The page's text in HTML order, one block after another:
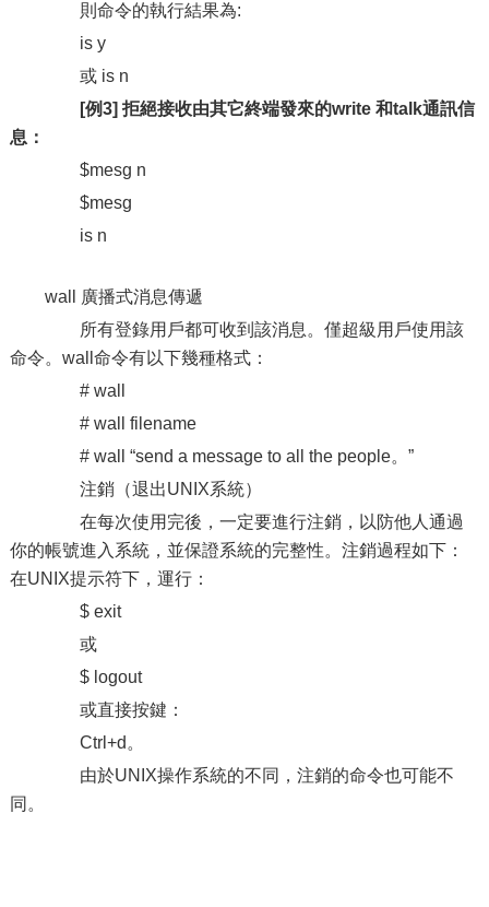
則命令的執行結果為:
is y
或 is n
[例3] 拒絕接收由其它終端發來的write 和talk通訊信
息：
$mesg n
$mesg
is n
wall 廣播式消息傳遞
所有登錄用戶都可收到該消息。僅超級用戶使用該
命令。wall命令有以下幾種格式：
# wall
# wall filename
# wall “send a message to all the people。”
注銷（退出UNIX系統）
在每次使用完後，一定要進行注銷，以防他人通過
你的帳號進入系統，並保證系統的完整性。注銷過程如下：
在UNIX提示符下，運行：
$ exit
或
$ logout
或直接按鍵：
Ctrl+d。
由於UNIX操作系統的不同，注銷的命令也可能不
同。